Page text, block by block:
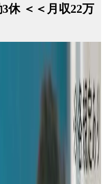
休 ＜＜月収22万